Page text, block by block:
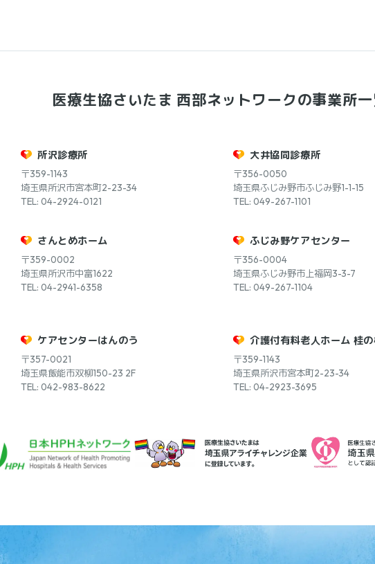
医療生協さいたま 西部ネットワークの事業所
所沢診療所
〒359-1143
埼玉県所沢市宮本町2-23-34
TEL: 04-2924-0121
大井協同診療所
〒356-0050
埼玉県ふじみ野市ふじみ野1-1-15
TEL: 049-267-1101
さんとめホーム
〒359-0002
埼玉県所沢市中富1622
TEL: 04-2941-6358
ふじみ野ケアセンター
〒356-0004
埼玉県ふじみ野市上福岡3-3-7
TEL: 049-267-1104
ケアセンターはんのう
〒357-0021
埼玉県飯能市双柳150-23 2F
TEL: 042-983-8622
介護付有料老人ホーム 桂
〒359-1143
埼玉県所沢市宮本町2-23-34
TEL: 04-2923-3695